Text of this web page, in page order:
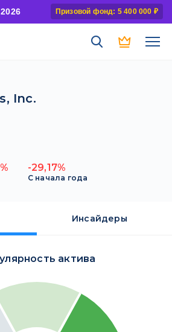
2026 Призовой фонд: 5 400 000 ₽
Inc.
-29,17%
С начала года
Инсайдеры
актива